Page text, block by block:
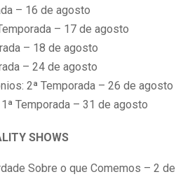
– 16 de agosto
– 17 de agosto
– 18 de agosto
– 24 de agosto
2ª Temporada – 26 de agosto
1ª Temporada – 31 de agosto
SHOWS
Sobre o que Comemos – 2 de